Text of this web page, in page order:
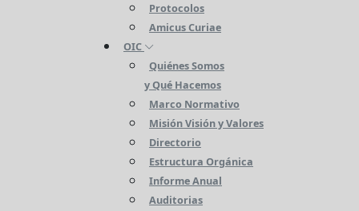
Protocolos
Amicus Curiae
OIC
Quiénes Somos
y Qué Hacemos
Marco Normativo
Misión Visión y Valores
Directorio
Estructura Orgánica
Informe Anual
Auditorias